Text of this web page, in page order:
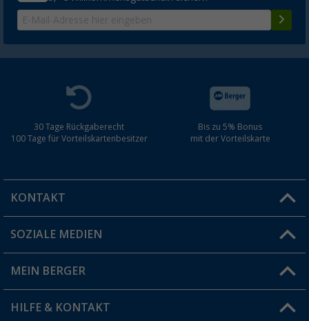
30 Tage Rückgaberecht
100 Tage für Vorteilskartenbesitzer
Bis zu 5% Bonus
mit der Vorteilskarte
KONTAKT
Du hast eine Frage?
Filiale finden
SOZIALE MEDIEN
MEIN BERGER
Vorteilskarte
HILFE & KONTAKT